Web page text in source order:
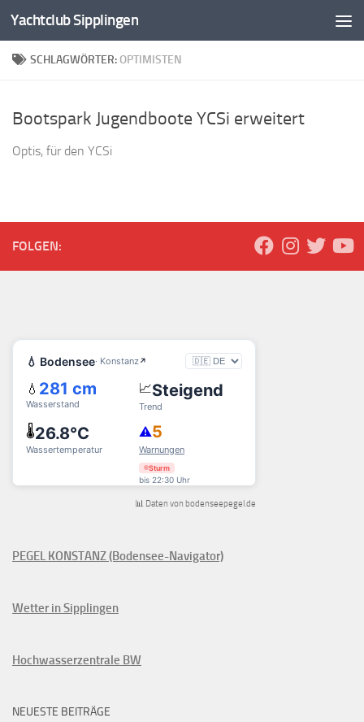
Zum Inhalt springen
Yachtclub Sipplingen
SCHLAGWÖRTER:OPTIMISTEN
Bootspark Jugendboote YCSi erweitert
Optis, für den YCSi
FOLGEN:
📊 Daten von bodenseepegel.de
PEGEL KONSTANZ (Bodensee-Navigator)
Wetter in Sipplingen
Hochwasserzentrale BW
NEUESTE BEITRÄGE